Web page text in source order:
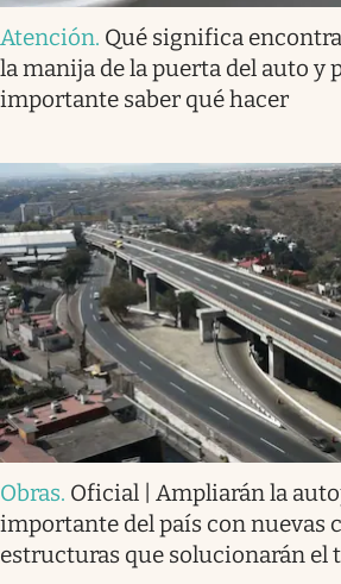
Atención. Qué significa
la manija de la puerta del auto y
importante saber qué hacer
Obras. Oficial | Ampliarán la
importante del país con nuevas
estructuras que solucionarán el